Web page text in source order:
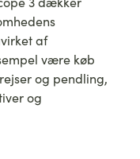
af
være køb
og pendling,
og